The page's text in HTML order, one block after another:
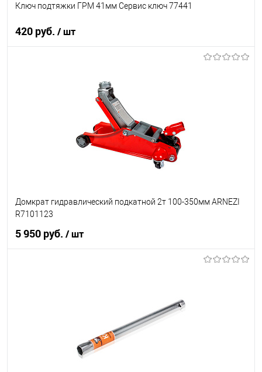
Ключ подтяжки ГРМ 41мм Сервис ключ 77441
420 руб. / шт
Домкрат гидравлический подкатной 2т 100-350мм ARNEZI
R7101123
5 950 руб. / шт
В наличии